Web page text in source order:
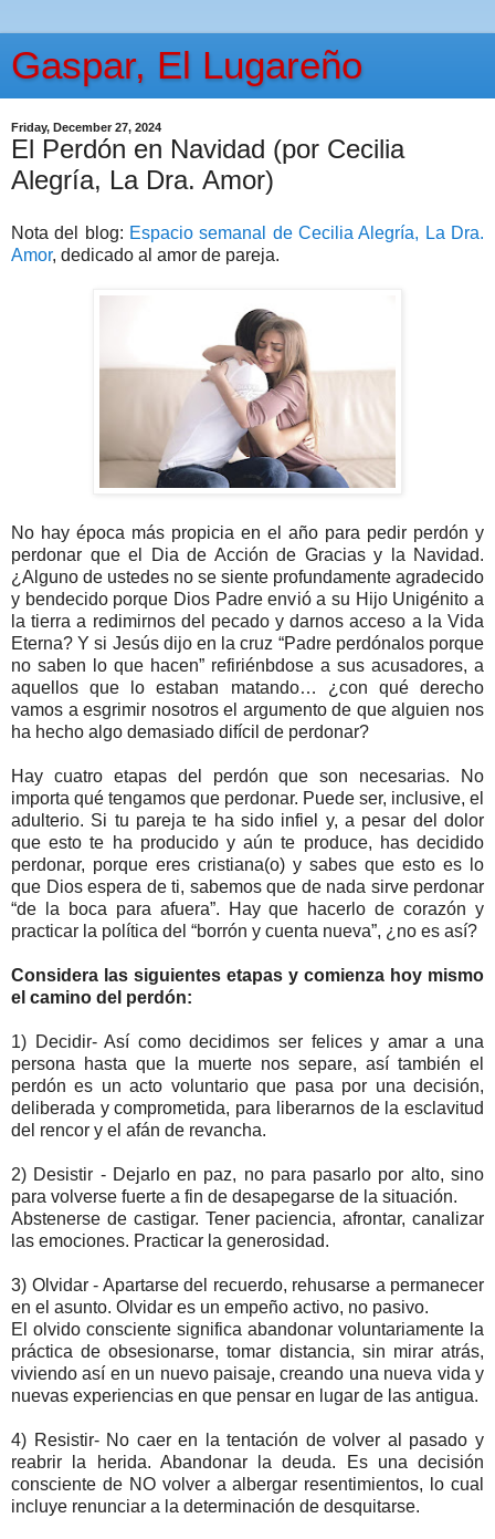
Gaspar, El Lugareño
Friday, December 27, 2024
El Perdón en Navidad (por Cecilia
Alegría, La Dra. Amor)
Nota del blog: Espacio semanal de Cecilia Alegría, La Dra.
Amor, dedicado al amor de pareja.
No hay época más propicia en el año para pedir perdón y
perdonar que el Dia de Acción de Gracias y la Navidad.
¿Alguno de ustedes no se siente profundamente agradecido
y bendecido porque Dios Padre envió a su Hijo Unigénito a
la tierra a redimirnos del pecado y darnos acceso a la Vida
Eterna? Y si Jesús dijo en la cruz “Padre perdónalos porque
no saben lo que hacen” refiriénbdose a sus acusadores, a
aquellos que lo estaban matando… ¿con qué derecho
vamos a esgrimir nosotros el argumento de que alguien nos
ha hecho algo demasiado difícil de perdonar?
Hay cuatro etapas del perdón que son necesarias. No
importa qué tengamos que perdonar. Puede ser, inclusive, el
adulterio. Si tu pareja te ha sido infiel y, a pesar del dolor
que esto te ha producido y aún te produce, has decidido
perdonar, porque eres cristiana(o) y sabes que esto es lo
que Dios espera de ti, sabemos que de nada sirve perdonar
“de la boca para afuera”. Hay que hacerlo de corazón y
practicar la política del “borrón y cuenta nueva”, ¿no es así?
Considera las siguientes etapas y comienza hoy mismo
el camino del perdón:
1) Decidir- Así como decidimos ser felices y amar a una
persona hasta que la muerte nos separe, así también el
perdón es un acto voluntario que pasa por una decisión,
deliberada y comprometida, para liberarnos de la esclavitud
del rencor y el afán de revancha.
2) Desistir - Dejarlo en paz, no para pasarlo por alto, sino
para volverse fuerte a fin de desapegarse de la situación.
Abstenerse de castigar. Tener paciencia, afrontar, canalizar
las emociones. Practicar la generosidad.
3) Olvidar - Apartarse del recuerdo, rehusarse a permanecer
en el asunto. Olvidar es un empeño activo, no pasivo.
El olvido consciente significa abandonar voluntariamente la
práctica de obsesionarse, tomar distancia, sin mirar atrás,
viviendo así en un nuevo paisaje, creando una nueva vida y
nuevas experiencias en que pensar en lugar de las antigua.
4) Resistir- No caer en la tentación de volver al pasado y
reabrir la herida. Abandonar la deuda. Es una decisión
consciente de NO volver a albergar resentimientos, lo cual
incluye renunciar a la determinación de desquitarse.